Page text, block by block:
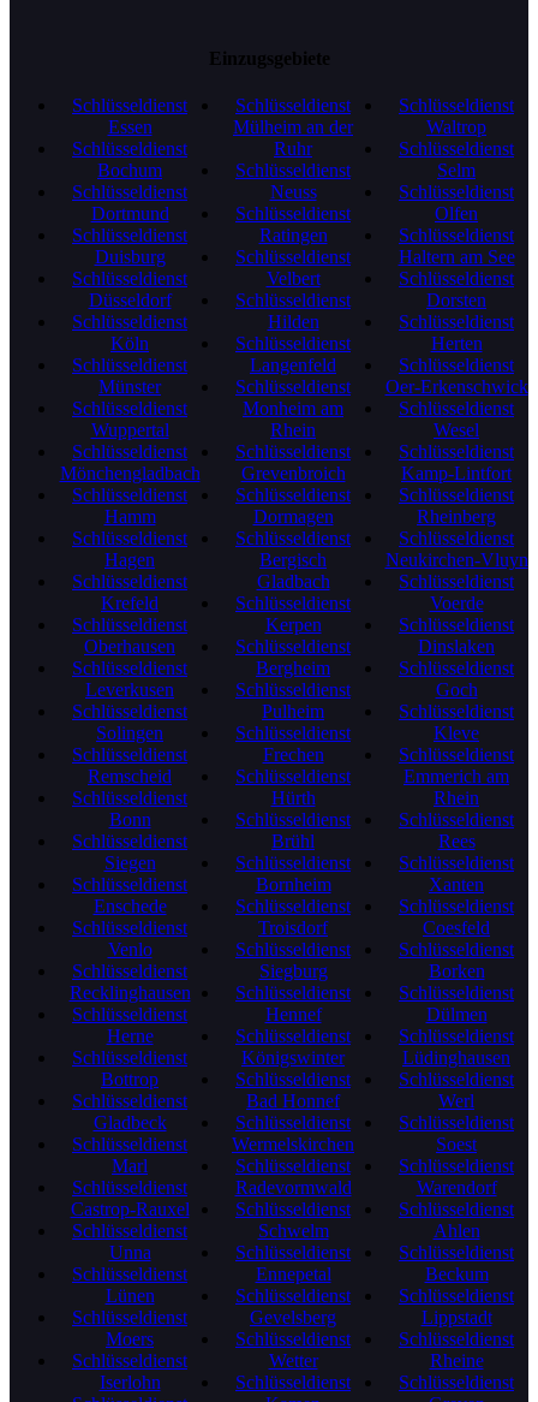
Einzugsgebiete
Schlüsseldienst
Essen
Schlüsseldienst
Bochum
Schlüsseldienst
Dortmund
Schlüsseldienst
Duisburg
Schlüsseldienst
Düsseldorf
Schlüsseldienst
Köln
Schlüsseldienst
Münster
Schlüsseldienst
Wuppertal
Schlüsseldienst
Mönchengladbach
Schlüsseldienst
Hamm
Schlüsseldienst
Hagen
Schlüsseldienst
Krefeld
Schlüsseldienst
Oberhausen
Schlüsseldienst
Leverkusen
Schlüsseldienst
Solingen
Schlüsseldienst
Remscheid
Schlüsseldienst
Bonn
Schlüsseldienst
Siegen
Schlüsseldienst
Enschede
Schlüsseldienst
Venlo
Schlüsseldienst
Recklinghausen
Schlüsseldienst
Herne
Schlüsseldienst
Bottrop
Schlüsseldienst
Gladbeck
Schlüsseldienst
Marl
Schlüsseldienst
Castrop-Rauxel
Schlüsseldienst
Unna
Schlüsseldienst
Lünen
Schlüsseldienst
Moers
Schlüsseldienst
Iserlohn
Schlüsseldienst
Mülheim an der
Ruhr
Schlüsseldienst
Neuss
Schlüsseldienst
Ratingen
Schlüsseldienst
Velbert
Schlüsseldienst
Hilden
Schlüsseldienst
Langenfeld
Schlüsseldienst
Monheim am
Rhein
Schlüsseldienst
Grevenbroich
Schlüsseldienst
Dormagen
Schlüsseldienst
Bergisch
Gladbach
Schlüsseldienst
Kerpen
Schlüsseldienst
Bergheim
Schlüsseldienst
Pulheim
Schlüsseldienst
Frechen
Schlüsseldienst
Hürth
Schlüsseldienst
Brühl
Schlüsseldienst
Bornheim
Schlüsseldienst
Troisdorf
Schlüsseldienst
Siegburg
Schlüsseldienst
Hennef
Schlüsseldienst
Königswinter
Schlüsseldienst
Bad Honnef
Schlüsseldienst
Wermelskirchen
Schlüsseldienst
Radevormwald
Schlüsseldienst
Schwelm
Schlüsseldienst
Ennepetal
Schlüsseldienst
Gevelsberg
Schlüsseldienst
Wetter
Schlüsseldienst
Schlüsseldienst
Waltrop
Schlüsseldienst
Selm
Schlüsseldienst
Olfen
Schlüsseldienst
Haltern am See
Schlüsseldienst
Dorsten
Schlüsseldienst
Herten
Schlüsseldienst
Oer-Erkenschwick
Schlüsseldienst
Wesel
Schlüsseldienst
Kamp-Lintfort
Schlüsseldienst
Rheinberg
Schlüsseldienst
Neukirchen-Vluyn
Schlüsseldienst
Voerde
Schlüsseldienst
Dinslaken
Schlüsseldienst
Goch
Schlüsseldienst
Kleve
Schlüsseldienst
Emmerich am
Rhein
Schlüsseldienst
Rees
Schlüsseldienst
Xanten
Schlüsseldienst
Coesfeld
Schlüsseldienst
Borken
Schlüsseldienst
Dülmen
Schlüsseldienst
Lüdinghausen
Schlüsseldienst
Werl
Schlüsseldienst
Soest
Schlüsseldienst
Warendorf
Schlüsseldienst
Ahlen
Schlüsseldienst
Beckum
Schlüsseldienst
Lippstadt
Schlüsseldienst
Rheine
Schlüsseldienst